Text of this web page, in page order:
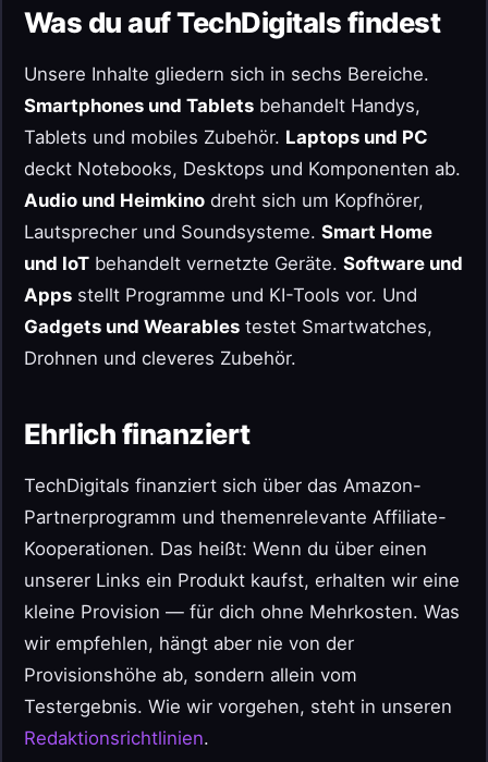
Was du auf TechDigitals findest
Unsere Inhalte gliedern sich in sechs Bereiche.
Smartphones und Tablets behandelt Handys,
Tablets und mobiles Zubehör. Laptops und PC
deckt Notebooks, Desktops und Komponenten ab.
Audio und Heimkino dreht sich um Kopfhörer,
Lautsprecher und Soundsysteme. Smart Home
und IoT behandelt vernetzte Geräte. Software und
Apps stellt Programme und KI-Tools vor. Und
Gadgets und Wearables testet Smartwatches,
Drohnen und cleveres Zubehör.
Ehrlich finanziert
TechDigitals finanziert sich über das Amazon-
Partnerprogramm und themenrelevante Affiliate-
Kooperationen. Das heißt: Wenn du über einen
unserer Links ein Produkt kaufst, erhalten wir eine
kleine Provision — für dich ohne Mehrkosten. Was
wir empfehlen, hängt aber nie von der
Provisionshöhe ab, sondern allein vom
Testergebnis. Wie wir vorgehen, steht in unseren
Redaktionsrichtlinien.